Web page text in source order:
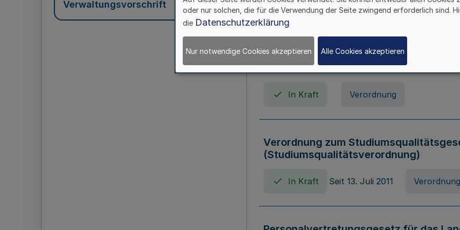
Verwaltungsvorschrift In Kraft Seit 01. April 2008 Gesetz
Verordnung über Beihilfen in Geburts-
Todesfällen (Beihilfenverordnung NRW
In Kraft Verordnung
Verordnung zum
(Studiumsqualitätsverordnung)
In Kraft Seit 13. Juli 2011 Verordnung
oder nur solchen, die für die Verwendung der Seite zwingend erforderlich sind.
die Datenschutzerklärung
Nur notwendige Cookies akzeptieren Alle Cookies akzeptieren